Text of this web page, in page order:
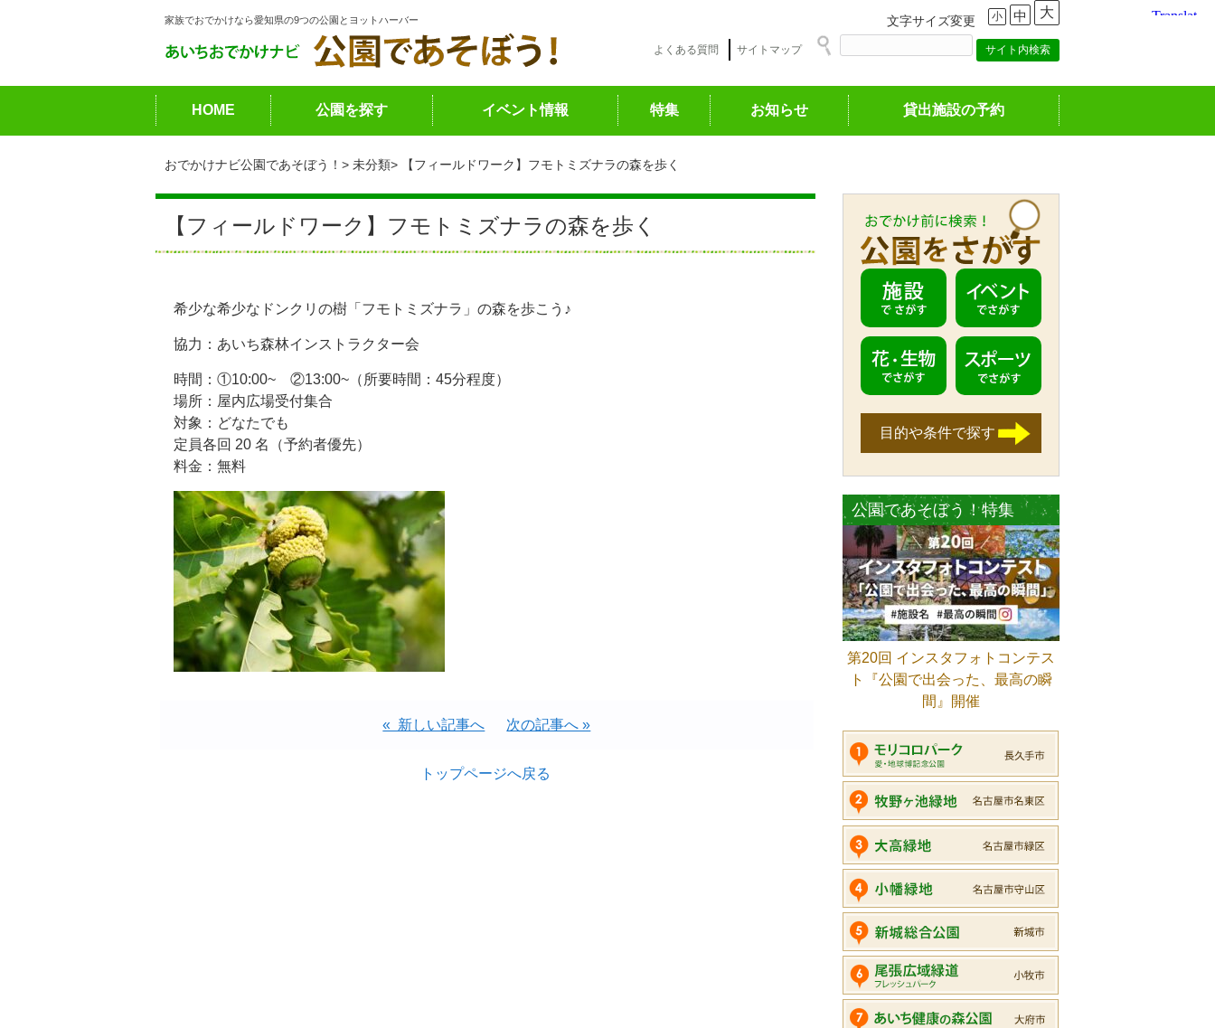
家族でおでかけなら愛知県の9つの公園とヨットハーバー 文字サイズ変更 小 中 大
よくある質問 サイトマップ
HOME 公園を探す イベント情報 特集 お知らせ 貸出施設の予約
おでかけナビ公園であそぼう！ 未分類 【フィールドワーク】フモトミズナラの森を歩く
【フィールドワーク】フモトミズナラの森を歩く
希少な希少なドンクリの樹「フモトミズナラ」の森を歩こう♪
協力：あいち森林インストラクター会
時間：①10:00~ ②13:00~（所要時間：45分程度）
場所：屋内広場受付集合
対象：どなたでも
定員各回 20 名（予約者優先）
料金：無料
« 新しい記事へ 次の記事へ »
トップページへ戻る
目的や条件で探す
公園であそぼう！特集
第20回 インスタフォトコンテス
ト『公園で出会った、最高の瞬
間』開催